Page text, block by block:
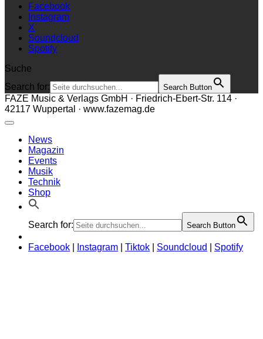
Facebook
Instagram
X
Soundcloud
Spotify
Suche
Search for:
Search Button
FAZE Music & Verlags GmbH · Friedrich-Ebert-Str. 114 ·
42117 Wuppertal · www.fazemag.de
News
Magazin
Events
Musik
Technik
Shop
Search for: Search Button
Facebook Instagram Tiktok Soundcloud Spotify